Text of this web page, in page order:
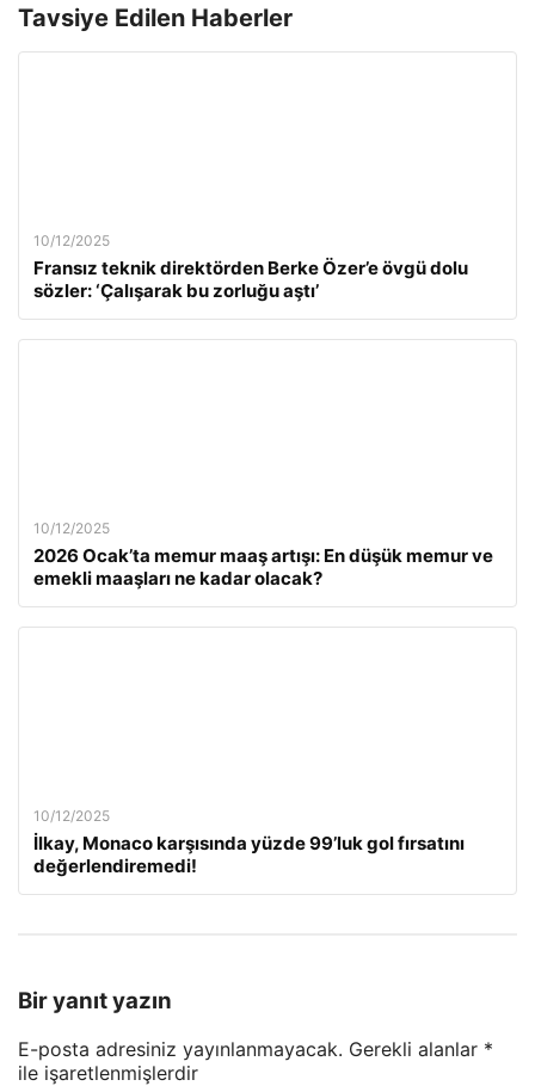
Tavsiye Edilen Haberler
10/12/2025
Fransız teknik direktörden Berke Özer’e övgü dolu
sözler: ‘Çalışarak bu zorluğu aştı’
10/12/2025
2026 Ocak’ta memur maaş artışı: En düşük memur ve
emekli maaşları ne kadar olacak?
10/12/2025
İlkay, Monaco karşısında yüzde 99’luk gol fırsatını
değerlendiremedi!
Bir yanıt yazın
E-posta adresiniz yayınlanmayacak. Gerekli alanlar *
ile işaretlenmişlerdir